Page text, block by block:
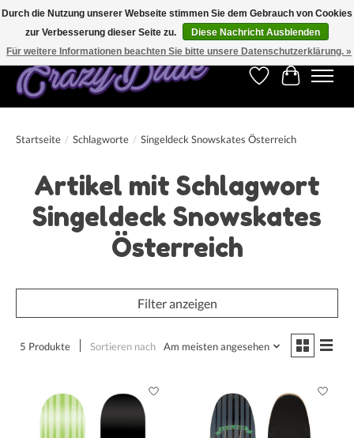
Kostenfreier Versand für Bestellungen ab 250 €. Weltweite Lieferung!
Wunschzettel
Ihr
Startseite / Schlagworte / Singeldeck Snowskates Österreich
Artikel mit Schlagwort
Singeldeck Snowskates
Österreich
Filter anzeigen
5 Produkte Sortieren nach Am meisten angesehen
Durch die Nutzung unserer Webseite stimmen Sie dem Gebrauch von Cookies
zur Verbesserung dieser Seite zu.
Diese Nachricht Ausblenden
Für weitere Informationen beachten Sie bitte unsere Datenschutzerklärung. »